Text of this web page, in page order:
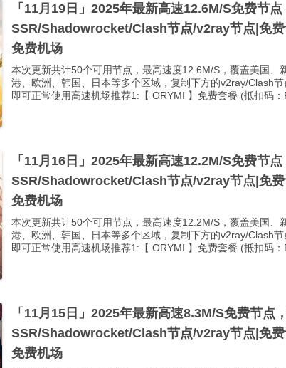
「11月19日」2025年最新高速12.6M/S免费节
SSR/Shadowrocket/Clash节点/v2ray节点|免
免费机场
本次更新共计50个可用节点，最高速度12.6M/S，覆盖美国、
港、欧洲、韩国、日本等多个区域，复制下方的v2ray/Clash
即可正常使用高速机场推荐1:【 ORYMI 】免费套餐 (抵扣码：
「11月16日」2025年最新高速12.2M/S免费节
SSR/Shadowrocket/Clash节点/v2ray节点|免
免费机场
本次更新共计50个可用节点，最高速度12.2M/S，覆盖美国、
港、欧洲、韩国、日本等多个区域，复制下方的v2ray/Clash
即可正常使用高速机场推荐1:【 ORYMI 】免费套餐 (抵扣码：
「11月15日」2025年最新高速8.3M/S免费节点
SSR/Shadowrocket/Clash节点/v2ray节点|免
免费机场